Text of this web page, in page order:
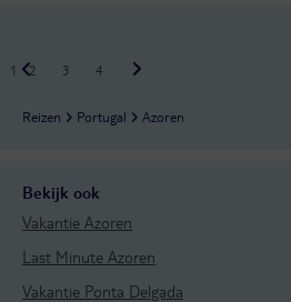
1 2 3 4
Reizen Portugal Azoren
Bekijk ook
Vakantie Azoren
Last Minute Azoren
Vakantie Ponta Delgada